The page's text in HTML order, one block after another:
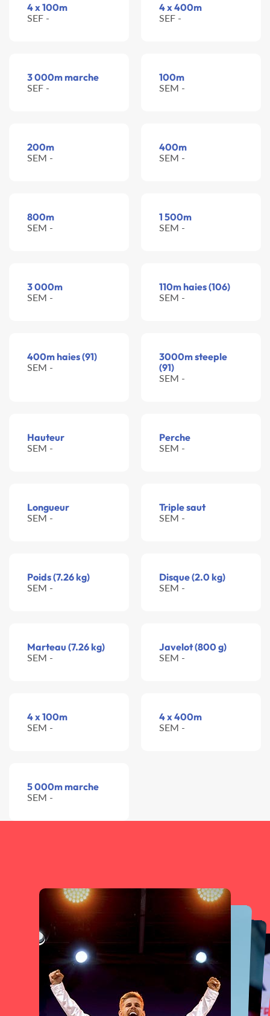
4 x 100m
SEF -
4 x 400m
SEF -
3 000m marche
SEF -
100m
SEM -
200m
SEM -
400m
SEM -
800m
SEM -
1 500m
SEM -
3 000m
SEM -
110m haies (106)
SEM -
400m haies (91)
SEM -
3000m steeple
(91)
SEM -
Hauteur
SEM -
Perche
SEM -
Longueur
SEM -
Triple saut
SEM -
Poids (7.26 kg)
SEM -
Disque (2.0 kg)
SEM -
Marteau (7.26 kg)
SEM -
Javelot (800 g)
SEM -
4 x 100m
SEM -
4 x 400m
SEM -
5 000m marche
SEM -